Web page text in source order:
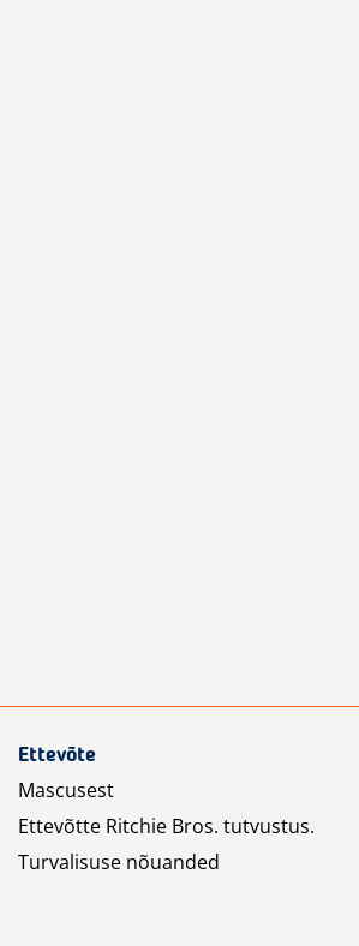
Ettevõte
Mascusest
Ettevõtte Ritchie Bros. tutvustus.
Turvalisuse nõuanded